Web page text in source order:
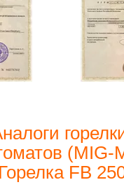
(MIG-
Горелка FB